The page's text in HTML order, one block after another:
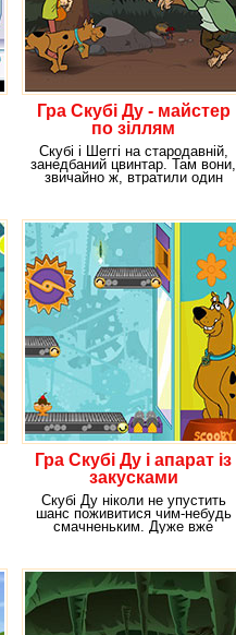
Гра Скубі Ду - майстер
по зіллям
Скубі і Шеггі на стародавній,
занедбаний цвинтар. Там вони,
звичайно ж, втратили один
Гра Скубі Ду і апарат із
закусками
Скубі Ду ніколи не упустить
шанс поживитися чим-небудь
смачненьким. Дуже вже